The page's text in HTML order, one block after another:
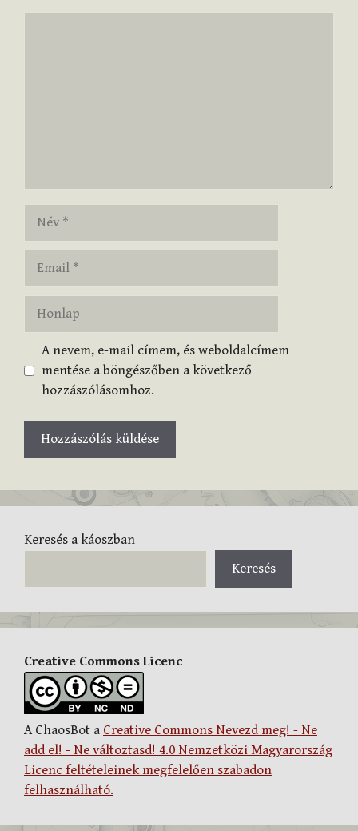
Honlap
A nevem, e-mail címem, és weboldalcímem
mentése a böngészőben a következő
hozzászólásomhoz.
Keresés a káoszban
Keresés
Creative Commons Licenc
A ChaosBot a Creative Commons Nevezd meg! - Ne
add el! - Ne változtasd! 4.0 Nemzetközi Magyarország
Licenc feltételeinek megfelelően szabadon
felhasználható.